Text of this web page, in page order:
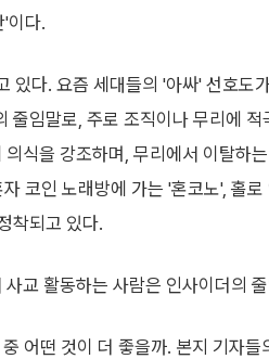
'이다.
있다. 요즘 세대들의 '아싸' 선호도
줄임말로, 주로 조직이나 무리에
식을 강조하며, 무리에서 이탈하
코인 노래방에 가는 '혼코노', 홀
착되고 있다.
교 활동하는 사람은 인사이더의
어떤 것이 더 좋을까. 본지 기자